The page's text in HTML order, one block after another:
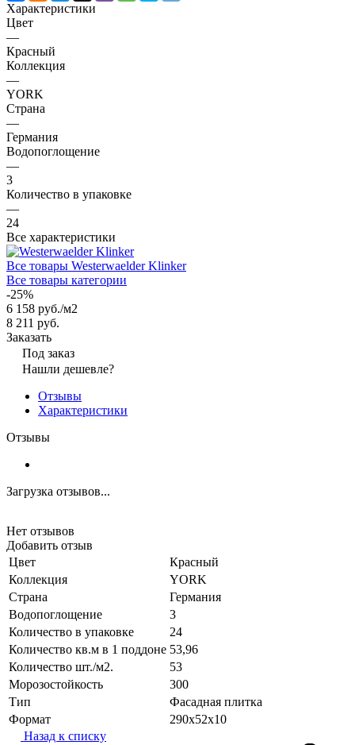
Характеристики
Цвет
—
Красный
Коллекция
—
YORK
Страна
—
Германия
Водопоглощение
—
3
Количество в упаковке
—
24
Все характеристики
Все товары Westerwaelder Klinker
Все товары категории
-25%
6 158 руб./м2
8 211 руб.
Заказать
Под заказ
Нашли дешевле?
Отзывы
Характеристики
Отзывы
Загрузка отзывов...
Нет отзывов
Добавить отзыв
Цвет
Красный
Коллекция
YORK
Страна
Германия
Водопоглощение
3
Количество в упаковке
24
Количество кв.м в 1 поддоне 53,96
Количество шт./м2.
53
Морозостойкость
300
Тип
Фасадная плитка
Формат
290x52x10
Назад к списку